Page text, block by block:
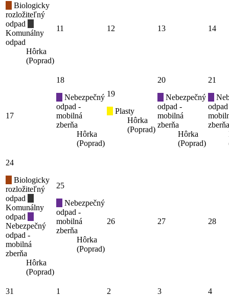
Biologicky
rozložiteľný
odpad
Komunálny
odpad
Hôrka
(Poprad)
11 12 13 14
17
18
Nebezpečný
odpad -
mobilná
zberňa
Hôrka
(Poprad)
19
Plasty
Hôrka
(Poprad)
20
Nebezpečný
odpad -
mobilná
zberňa
Hôrka
(Poprad)
21
zberňa
24
Biologicky
rozložiteľný
odpad
Komunálny
odpad
Nebezpečný
odpad -
mobilná
zberňa
Hôrka
(Poprad)
25
Nebezpečný
odpad -
mobilná
zberňa
Hôrka
(Poprad)
26 27 28
31 1 2 3
4